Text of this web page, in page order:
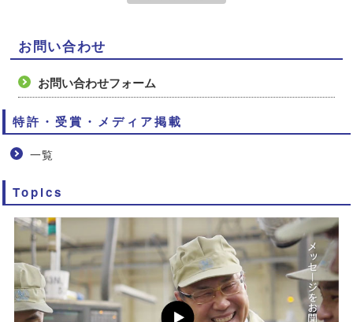
お問い合わせ
お問い合わせフォーム
特許・受賞・メディア掲載
一覧
Topics